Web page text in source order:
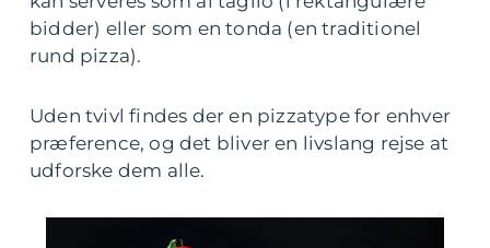
bidder) eller som en tonda (en traditionel
rund pizza).
Uden tvivl findes der en pizzatype for enhver
præference, og det bliver en livslang rejse at
udforske dem alle.